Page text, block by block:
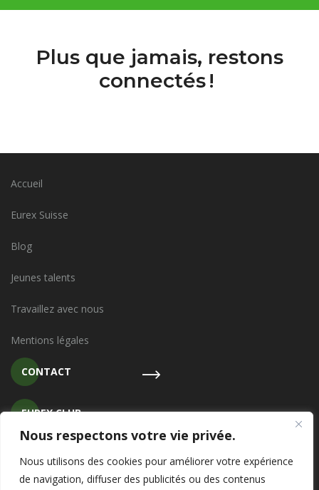
Nous respectons votre vie privée.
Nous utilisons des cookies pour améliorer votre expérience
de navigation, diffuser des publicités ou des contenus
Plus que jamais, restons
connectés!
Accueil
Eurex Suisse
Blog
Jeunes talents
Travaillez avec nous
Mentions légales
CONTACT
EUREX CLUB